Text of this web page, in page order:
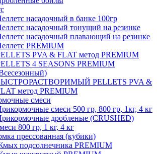
насадочный в банке 100гр
насадочный тонущий на резинке
насадочный плавающий на резинке
PREMIUM
PVA & FLAT метод PREMIUM
4 SEASONS PREMIUM
PELLETS PVA &
метод PREMIUM
смеси
смеси 500 гр, 800 гр, 1кг, 4 кг
дробленые (CRUSHED)
800 гр, 1 кг, 4 кг
прессованная (кубики)
подсолнечника PREMIUM